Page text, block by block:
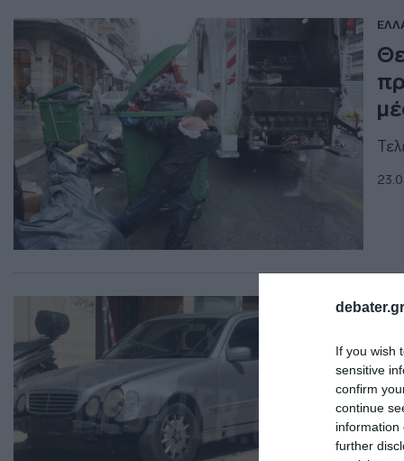
If you wish
sensitive
confirm
continue
information
further
Τι